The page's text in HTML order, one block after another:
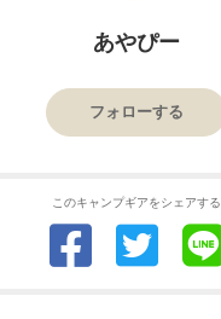
あやぴー
フォローする
このキャンプギアをシェアする